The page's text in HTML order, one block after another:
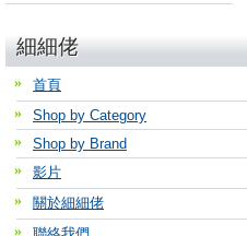
細細佬
首頁
Shop by Category
Shop by Brand
影片
關於細細佬